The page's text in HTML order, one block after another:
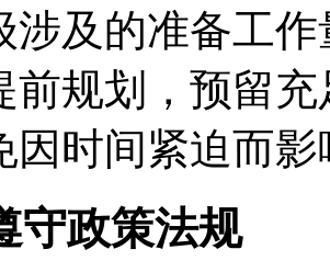
涉及的准备工
前规划，预留
因时间紧迫而
守政策法规